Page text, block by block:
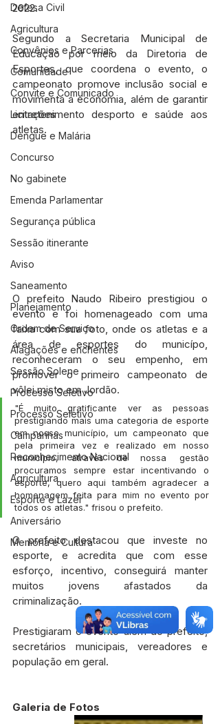
Defesa Civil
Agricultura
Convênios e Parcerias
Comunidade
Convite e Comunicado
Licitações
Dengue e Malária
Concurso
No gabinete
Emenda Parlamentar
Segurança pública
Sessão itinerante
Aviso
Saneamento
Planejamento
Ordem de Serviço
Alagações e enchentes
Sessão Solene
Processo Seletivo
Processo Seletivo
Campanhas
Reconhecimento Nacional
Agricultura
Esporte e Lazer
Aniversário
Memória e Cultura
2022.
Segundo a Secretaria Municipal de
Educação por meio da Diretoria de
Esportes, que coordena o evento, o
campeonato promove inclusão social e
movimenta a economia, além de garantir
entretenimento desporto e saúde aos
atletas.
O prefeito Naudo Ribeiro prestigiou o
evento e foi homenageado com uma
faixa com sua foto, onde os atletas e a
área de esportes do municípo,
reconheceram o seu empenho, em
promover o primeiro campeonato de
vôlei misto em Jordão.
"É muito gratificante ver as pessoas
prestigiando mais uma categoria de esporte
em nosso município, um campeonato que
pela primeira vez e realizado em nosso
município, através de nossa gestão
procuramos sempre estar incentivando o
esporte, quero aqui também agradecer a
homenagem feita para mim no evento por
todos os atletas." frisou o prefeito.
O prefeito destacou que investe no
esporte, e acredita que com esse
esforço, incentivo, conseguirá manter
muitos jovens afastados da
criminalização.
Prestigiaram o evento além do prefeito,
secretários municipais, vereadores e
população em geral.
Galeria de Fotos